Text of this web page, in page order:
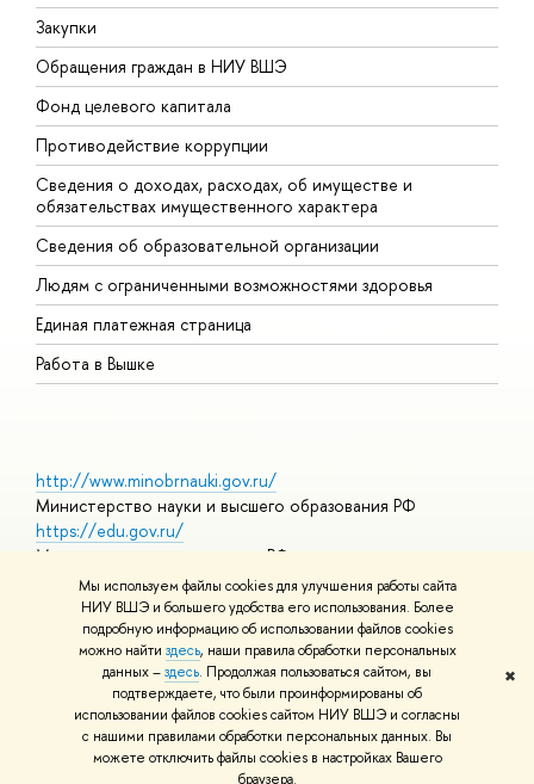
Мы используем файлы cookies для улучшения работы сайта
НИУ ВШЭ и большего удобства его использования. Более
подробную информацию об использовании файлов cookies
можно найти здесь, наши правила обработки персональных
данных –здесь. Продолжая пользоваться сайтом, вы
подтверждаете, что были проинформированы об
использовании файлов cookies сайтом НИУ ВШЭ и согласны
с нашими правилами обработки персональных данных. Вы
можете отключить файлы cookies в настройках Вашего
браузера.
✖
Закупки
Обращения граждан в НИУ ВШЭ
Фонд целевого капитала
Противодействие коррупции
Сведения о доходах, расходах, об имуществе и
обязательствах имущественного характера
Сведения об образовательной организации
Людям с ограниченными возможностями здоровья
Единая платежная страница
Работа в Вышке
http://www.minobrnauki.gov.ru/
Министерство науки и высшего образования РФ
https://edu.gov.ru/
Министерство просвещения РФ
https://elearning.hse.ru/mooc
Массовые открытые онлайн-курсы
© НИУ ВШЭ 1993–2026 Адреса и контактыУсловия
использования материалов Политика конфиденциальности
Шрифты HSE Sans и HSE Slab разработаны вШколе дизайна НИУ